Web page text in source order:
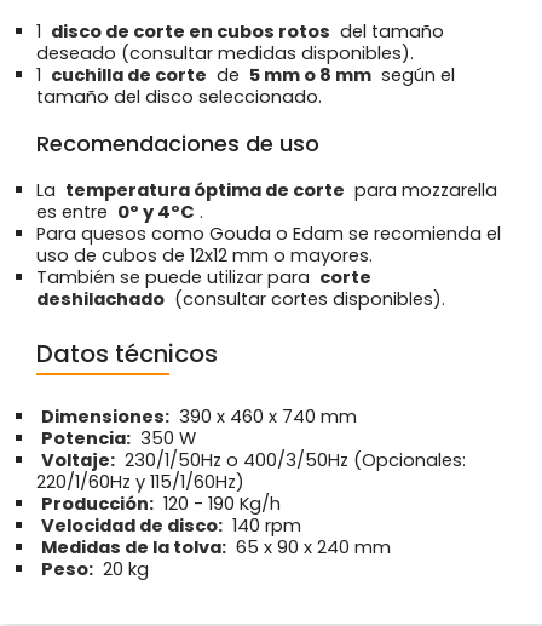
1 disco de corte en cubos rotos del tamaño
deseado (consultar medidas disponibles).
1 cuchilla de corte de 5 mm o 8 mm según el
tamaño del disco seleccionado.
Recomendaciones de uso
La temperatura óptima de corte para mozzarella
es entre 0º y 4ºC .
Para quesos como Gouda o Edam se recomienda el
uso de cubos de 12x12 mm o mayores.
También se puede utilizar para corte
deshilachado (consultar cortes disponibles).
Datos técnicos
Dimensiones: 390 x 460 x 740 mm
Potencia: 350 W
Voltaje: 230/1/50Hz o 400/3/50Hz (Opcionales:
220/1/60Hz y 115/1/60Hz)
Producción: 120 - 190 Kg/h
Velocidad de disco: 140 rpm
Medidas de la tolva: 65 x 90 x 240 mm
Peso: 20 kg